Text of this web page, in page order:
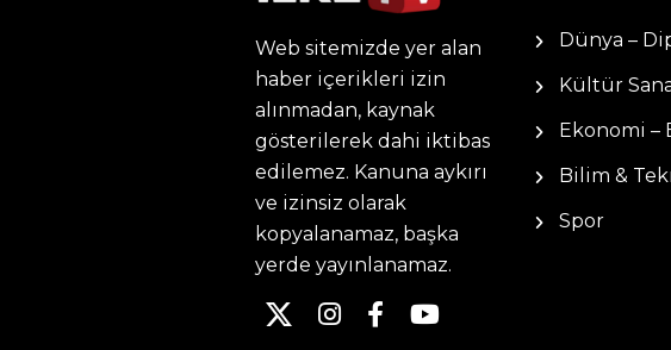
Web sitemizde yer alan
haber içerikleri izin
alınmadan, kaynak
gösterilerek dahi iktibas
edilemez. Kanuna aykırı
ve izinsiz olarak
kopyalanamaz, başka
yerde yayınlanamaz.
Dünya –
Kültür
Ekonomi –
Bilim &
Spor